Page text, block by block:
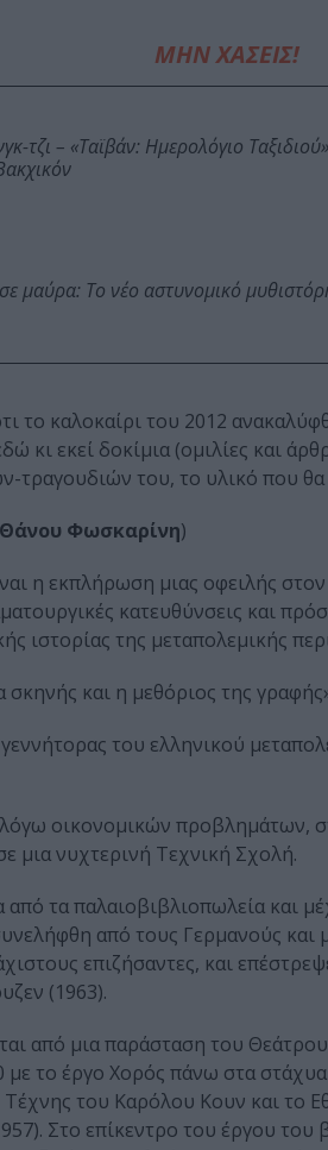
ΜΗΝ ΧΑΣΕΙΣ!
τζι – «Ταϊβάν: Ημερολόγιο
μαύρα: Το νέο αστυνομικό
το καλοκαίρι του 2012
κι εκεί δοκίμια (ομιλίες και
τραγουδιών του, το υλικό που
Θάνου Φωσκαρίνη)
η εκπλήρωση μιας οφειλής
κατευθύνσεις και
ιστορίας της μεταπολεμικής
και η μεθόριος της
του ελληνικού
οικονομικών προβλημάτων,
μια νυχτερινή Τεχνική Σχολή.
τα παλαιοβιβλιοπωλεία και
από τους Γερμανούς
επιζήσαντες, και
(1963).
από μια παράσταση του
το έργο Χορός πάνω στα
του Καρόλου Κουν και το
Στο επίκεντρο του έργου του